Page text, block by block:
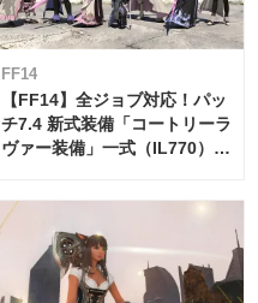
FF14
【FF14】全ジョブ対応！パッ
チ7.4 新式装備「コートリーラ
ヴァー装備」一式（IL770）の